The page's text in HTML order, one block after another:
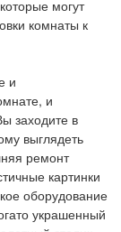
могут
комнаты к
и
и
заходите в
выглядеть
ремонт
картинки
оборудование
украшенный